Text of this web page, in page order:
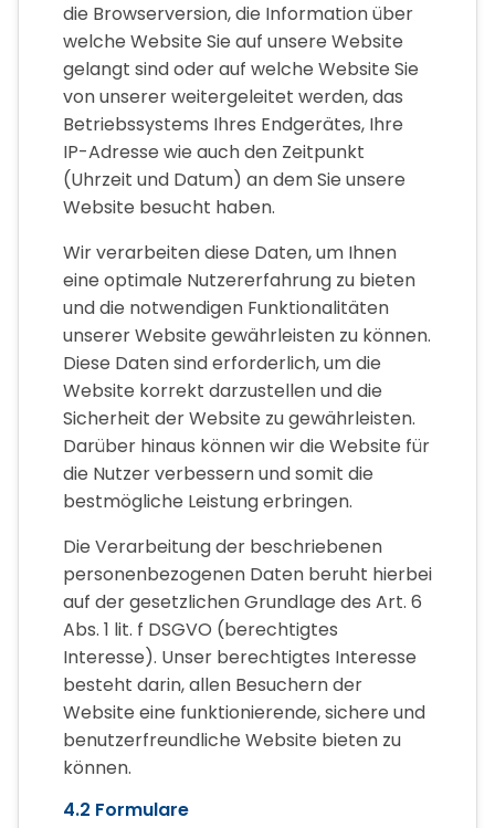
die Browserversion, die Information über
welche Website Sie auf unsere Website
gelangt sind oder auf welche Website Sie
von unserer weitergeleitet werden, das
Betriebssystems Ihres Endgerätes, Ihre
IP-Adresse wie auch den Zeitpunkt
(Uhrzeit und Datum) an dem Sie unsere
Website besucht haben.
Wir verarbeiten diese Daten, um Ihnen
eine optimale Nutzererfahrung zu bieten
und die notwendigen Funktionalitäten
unserer Website gewährleisten zu können.
Diese Daten sind erforderlich, um die
Website korrekt darzustellen und die
Sicherheit der Website zu gewährleisten.
Darüber hinaus können wir die Website für
die Nutzer verbessern und somit die
bestmögliche Leistung erbringen.
Die Verarbeitung der beschriebenen
personenbezogenen Daten beruht hierbei
auf der gesetzlichen Grundlage des Art. 6
Abs. 1 lit. f DSGVO (berechtigtes
Interesse). Unser berechtigtes Interesse
besteht darin, allen Besuchern der
Website eine funktionierende, sichere und
benutzerfreundliche Website bieten zu
können.
4.2 Formulare